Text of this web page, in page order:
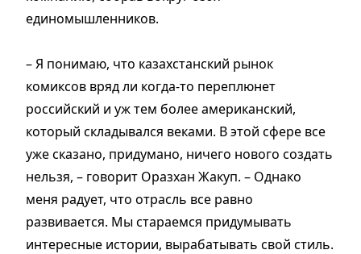
единомышленников.
– Я понимаю, что казахстанский рынок
комиксов вряд ли когда-то переплюнет
российский и уж тем более американский,
который складывался веками. В этой сфере все
уже сказано, придумано, ничего нового создать
нельзя, – говорит Оразхан Жакуп. – Однако
меня радует, что отрасль все равно
развивается. Мы стараемся придумывать
интересные истории, вырабатывать свой стиль.